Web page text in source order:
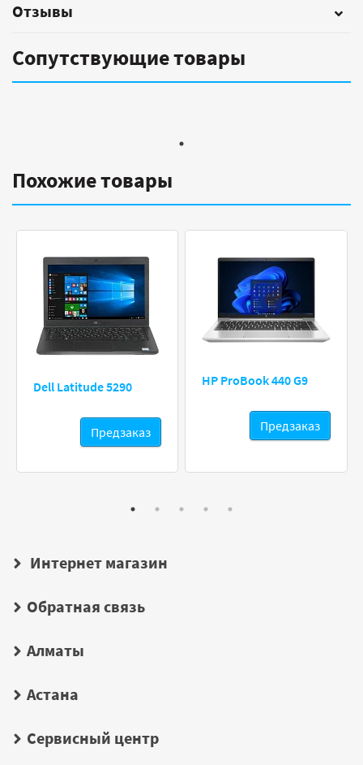
Отзывы
Сопутствующие товары
Похожие товары
Dell Latitude 5290
Предзаказ
HP ProBook 440 G9
Предзаказ
Интернет магазин
Обратная связь
Алматы
Астана
Сервисный центр